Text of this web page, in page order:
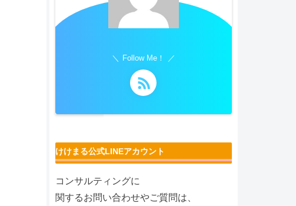
Follow Me！
けけまる公式LINEアカウント
コンサルティングに
関するお問い合わせやご質問は、